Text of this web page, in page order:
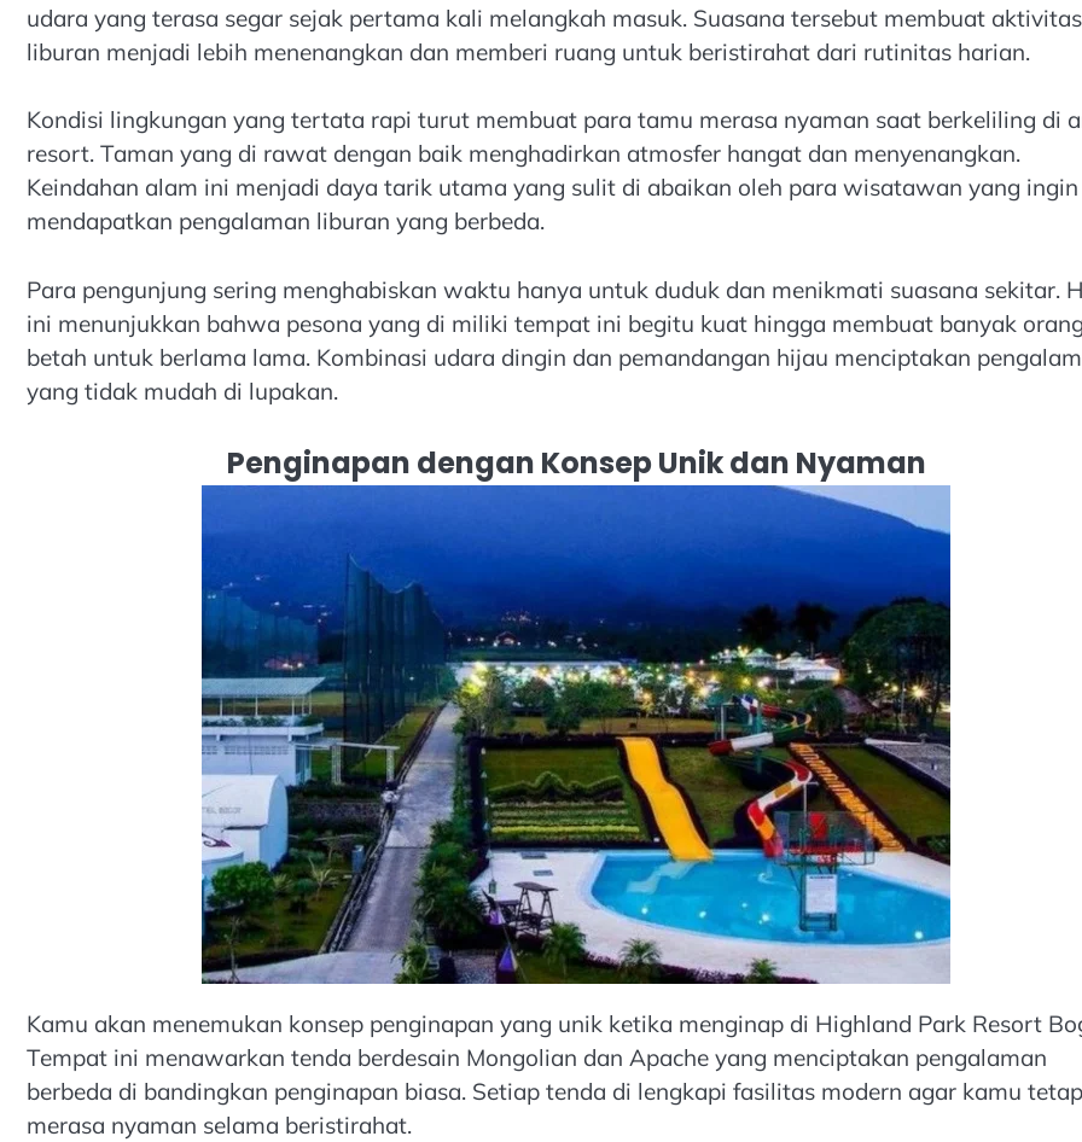
udara yang terasa segar sejak pertama kali melangkah masuk. Suasana tersebut membuat aktivitas
liburan menjadi lebih menenangkan dan memberi ruang untuk beristirahat dari rutinitas harian.
Kondisi lingkungan yang tertata rapi turut membuat para tamu merasa nyaman saat berkeliling di
resort. Taman yang di rawat dengan baik menghadirkan atmosfer hangat dan menyenangkan.
Keindahan alam ini menjadi daya tarik utama yang sulit di abaikan oleh para wisatawan yang ingin
mendapatkan pengalaman liburan yang berbeda.
Para pengunjung sering menghabiskan waktu hanya untuk duduk dan menikmati suasana sekitar.
ini menunjukkan bahwa pesona yang di miliki tempat ini begitu kuat hingga membuat banyak orang
betah untuk berlama lama. Kombinasi udara dingin dan pemandangan hijau menciptakan
yang tidak mudah di lupakan.
Penginapan dengan Konsep Unik dan Nyaman
Kamu akan menemukan konsep penginapan yang unik ketika menginap di Highland Park Resort
Tempat ini menawarkan tenda berdesain Mongolian dan Apache yang menciptakan pengalaman
berbeda di bandingkan penginapan biasa. Setiap tenda di lengkapi fasilitas modern agar kamu tetap
merasa nyaman selama beristirahat.